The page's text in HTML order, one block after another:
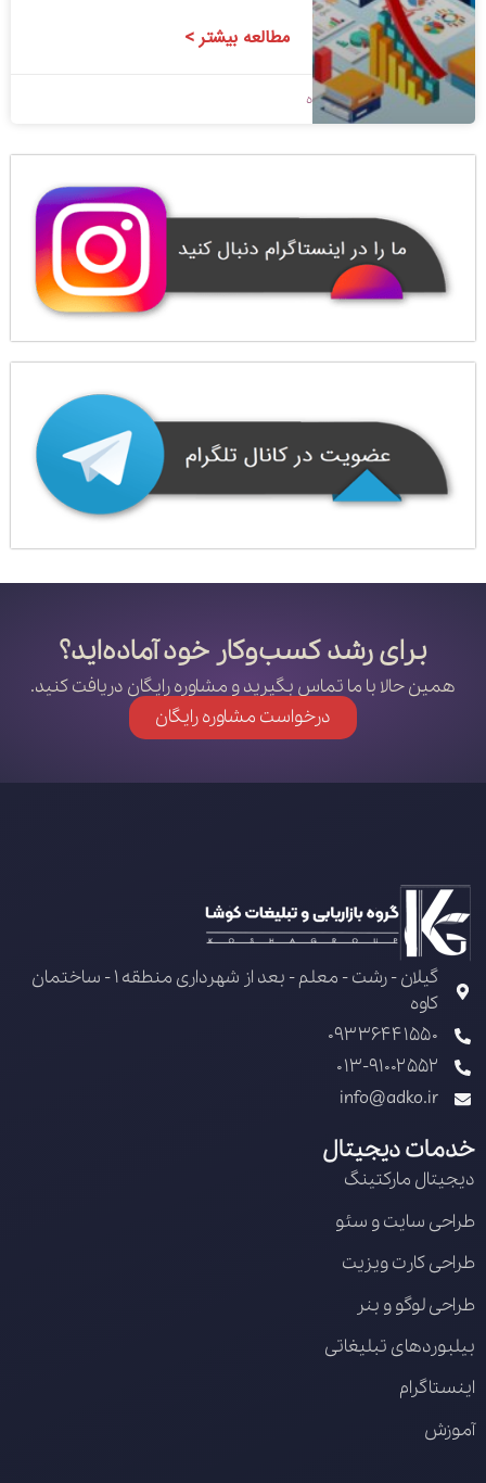
مطالعه بیشتر >
1400/07/10 بدون دیدگاه
برای رشد کسب‌وکار خود آماده‌اید؟
همین حالا با ما تماس بگیرید و مشاوره رایگان دریافت کنید.
درخواست مشاوره رایگان
گیلان - رشت - معلم - بعد از شهرداری منطقه 1 - ساختمان
کاوه
09336441550
013-91002552
info@adko.ir
خدمات دیجیتال
دیجیتال مارکتینگ
طراحی سایت و سئو
طراحی کارت ویزیت
طراحی لوگو و بنر
بیلبوردهای تبلیغاتی
اینستاگرام
آموزش